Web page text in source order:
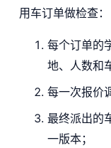
用车订单做检查：
每个订单的
地、人数和
每一次报价
最终派出的
一版本；